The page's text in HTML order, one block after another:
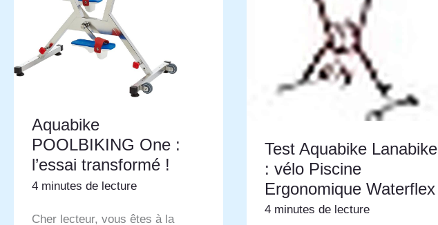
Aquabike
POOLBIKING One :
l’essai transformé !
4 minutes de lecture
Cher lecteur, vous êtes à la
Test Aquabike Lanabike
: vélo Piscine
Ergonomique Waterflex
4 minutes de lecture